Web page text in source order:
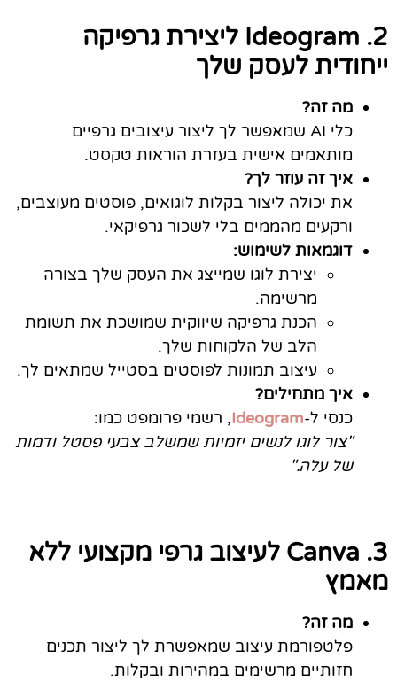
2. Ideogram ליצירת גרפיקה
ייחודית לעסק שלך
מה זה?
כלי AI שמאפשר לך ליצור עיצובים גרפיים
מותאמים אישית בעזרת הוראות טקסט.
איך זה עוזר לך?
את יכולה ליצור בקלות לוגואים, פוסטים מעוצבים,
ורקעים מהממים בלי לשכור גרפיקאי.
דוגמאות לשימוש:
יצירת לוגו שמייצג את העסק שלך בצורה
מרשימה.
הכנת גרפיקה שיווקית שמושכת את תשומת
הלב של הלקוחות שלך.
עיצוב תמונות לפוסטים בסטייל שמתאים לך.
איך מתחילים?
כנסי ל-Ideogram, רשמי פרומפט כמו:
"צור לוגו לנשים יזמיות שמשלב צבעי פסטל ודמות
של עלה."
3. Canva לעיצוב גרפי מקצועי ללא
מאמץ
מה זה?
פלטפורמת עיצוב שמאפשרת לך ליצור תכנים
חזותיים מרשימים במהירות ובקלות.